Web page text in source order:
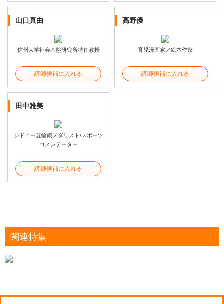
山口真由
信州大学社会基盤研究所特任教授
講師候補に入れる
高野優
育児漫画家／絵本作家
講師候補に入れる
田中雅美
シドニー五輪銅メダリスト/スポーツ
コメンテーター
講師候補に入れる
関連特集